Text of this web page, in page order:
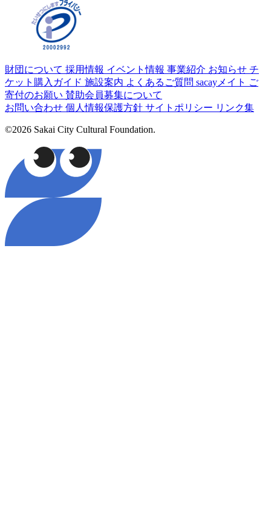
財団について 採用情報 イベント情報 事業紹介 お知らせ チ
ケット購入ガイド 施設案内 よくあるご質問 sacayメイト ご
寄付のお願い 賛助会員募集について
お問い合わせ 個人情報保護方針 サイトポリシー リンク集
©2026 Sakai City Cultural Foundation.